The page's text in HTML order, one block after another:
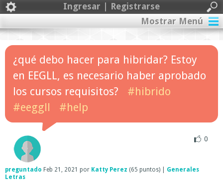
Ingresar | Registrarse
Mostrar Menú
¿qué debo hacer para hibridar? Estoy
en EEGLL, es necesario haber aprobado
los cursos requisitos?
#hibrido
#eeggll
#help
0
preguntado Feb 21, 2021 por Katty Perez (65 puntos)
Generales
Letras